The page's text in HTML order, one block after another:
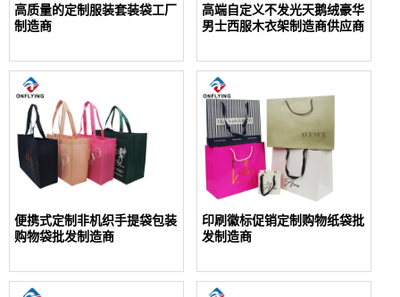
高质量的定制服装套装袋工厂
制造商
高端自定义不发光天鹅绒豪华
男士西服木衣架制造商供应商
便携式定制非机织手提袋包装
购物袋批发制造商
印刷徽标促销定制购物纸袋批
发制造商